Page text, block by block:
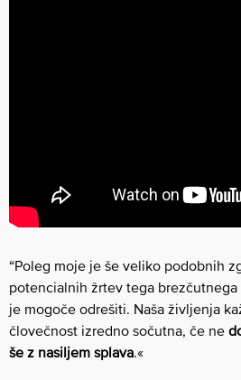
“Poleg moje je še veliko podobnih
potencialnih žrtev tega
je mogoče odrešiti. Naša življenja
človečnost izredno sočutna, če ne
še z nasiljem splava.«